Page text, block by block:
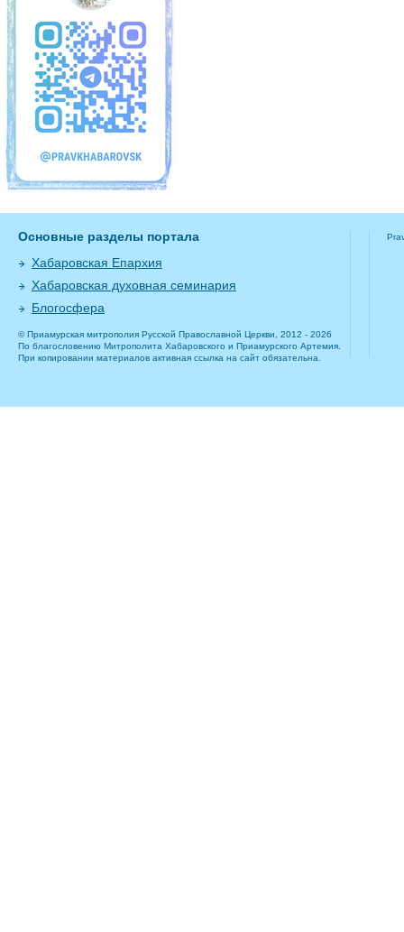
Основные разделы портала
Хабаровская Епархия
Хабаровская духовная семинария
Блогосфера
© Приамурская митрополия Русской Православной Церкви, 2012 - 2026
По благословению Митрополита Хабаровского и Приамурского Артемия.
При копировании материалов активная ссылка на сайт обязательна.